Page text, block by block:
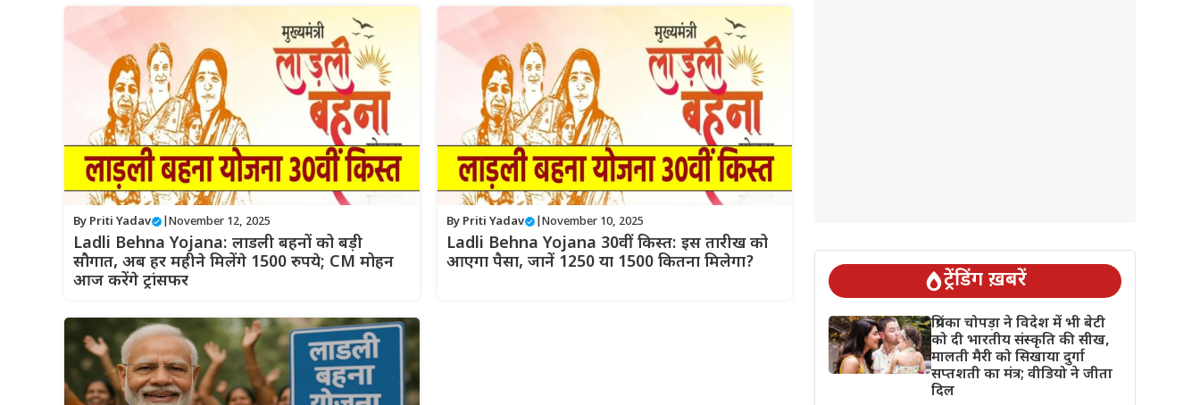
By Priti Yadav November 12, 2025
Ladli Behna Yojana: लाडली बहनों को बड़ी
सौगात, अब हर महीने मिलेंगे 1500 रुपये; CM मोहन
आज करेंगे ट्रांसफर
By Priti Yadav | November 10, 2025
Ladli Behna Yojana 30वीं किस्त: इस तारीख को
आएगा पैसा, जानें 1250 या 1500 कितना मिलेगा?
ट्रेंडिंग ख़बरें
प्रियंका चोपड़ा ने विदेश में भी बेटी
को दी भारतीय संस्कृति की सीख,
मालती मैरी को सिखाया दुर्गा
सप्तशती का मंत्र; वीडियो ने जीता
दिल